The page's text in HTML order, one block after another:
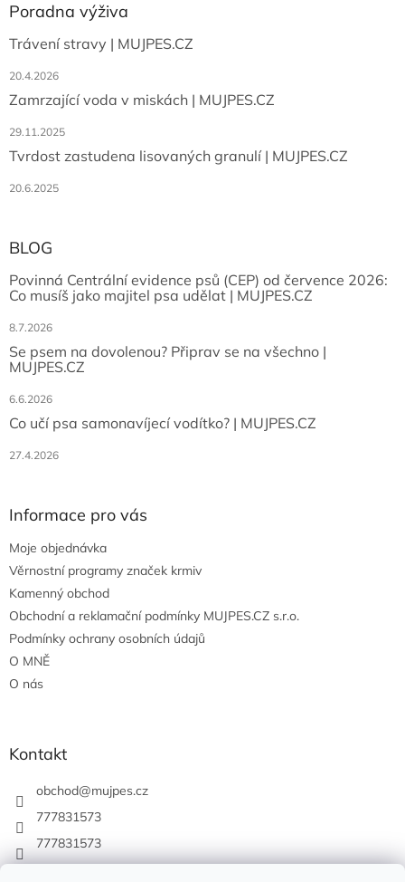
Poradna výživa
Trávení stravy | MUJPES.CZ
20.4.2026
Zamrzající voda v miskách | MUJPES.CZ
29.11.2025
Tvrdost zastudena lisovaných granulí | MUJPES.CZ
20.6.2025
BLOG
Povinná Centrální evidence psů (CEP) od července 2026:
Co musíš jako majitel psa udělat | MUJPES.CZ
8.7.2026
Se psem na dovolenou? Připrav se na všechno |
MUJPES.CZ
6.6.2026
Co učí psa samonavíjecí vodítko? | MUJPES.CZ
27.4.2026
Informace pro vás
Moje objednávka
Věrnostní programy značek krmiv
Kamenný obchod
Obchodní a reklamační podmínky MUJPES.CZ s.r.o.
Podmínky ochrany osobních údajů
O MNĚ
O nás
Kontakt
obchod@mujpes.cz
777831573
777831573